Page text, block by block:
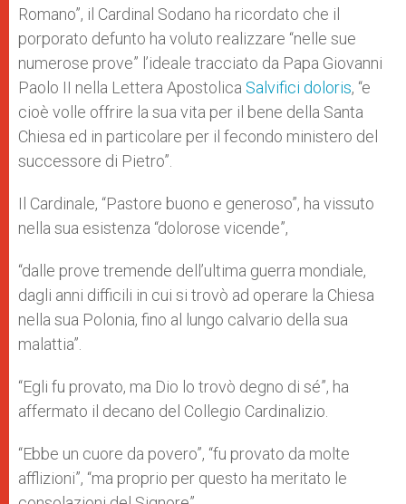
Romano”, il Cardinal Sodano ha ricordato che il
porporato defunto ha voluto realizzare “nelle sue
numerose prove” l’ideale tracciato da Papa Giovanni
Paolo II nella Lettera Apostolica Salvifici doloris, “e
cioè volle offrire la sua vita per il bene della Santa
Chiesa ed in particolare per il fecondo ministero del
successore di Pietro”.
Il Cardinale, “Pastore buono e generoso”, ha vissuto
nella sua esistenza “dolorose vicende”,
“dalle prove tremende dell’ultima guerra mondiale,
dagli anni difficili in cui si trovò ad operare la Chiesa
nella sua Polonia, fino al lungo calvario della sua
malattia”.
“Egli fu provato, ma Dio lo trovò degno di sé”, ha
affermato il decano del Collegio Cardinalizio.
“Ebbe un cuore da povero”, “fu provato da molte
afflizioni”, “ma proprio per questo ha meritato le